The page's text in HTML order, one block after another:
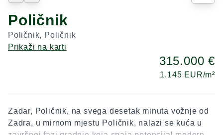
Poličnik
Poličnik, Poličnik
Prikaži na karti
315.000 €
1.145 EUR/m²
Zadar, Poličnik, na svega desetak minuta vožnje od
Zadra, u mirnom mjestu Poličnik, nalazi se kuća u